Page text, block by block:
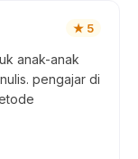
★ 5
anak-anak
pengajar di